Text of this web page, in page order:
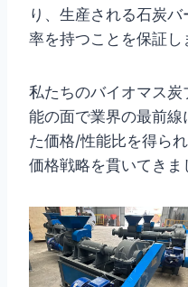
り、生産される石炭
率を持つことを保証し
私たちのバイオマス
能の面で業界の最前
た価格/性能比を得ら
価格戦略を貫いてきま